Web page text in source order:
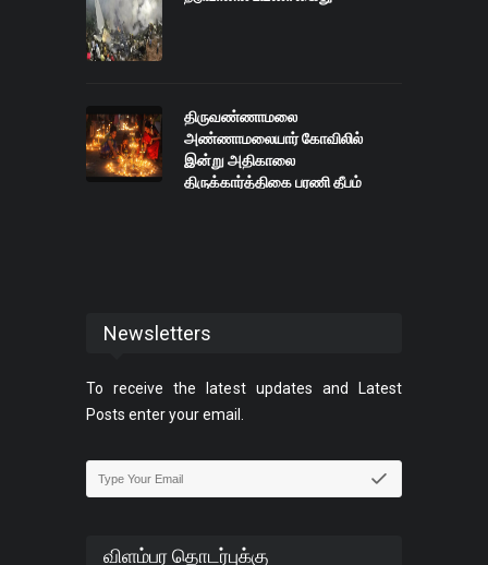
திருவண்ணாமலை
அண்ணாமலையார் கோவிலில்
இன்று அதிகாலை
திருக்கார்த்திகை பரணி தீபம்
Newsletters
To receive the latest updates and Latest
Posts enter your email.
விளம்பர தொடர்புக்கு